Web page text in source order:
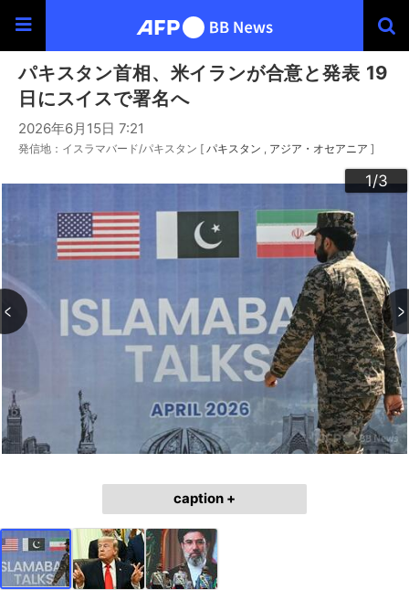
パキスタン首相、米イランが合意と発表 19
日にスイスで署名へ
2026年6月15日 7:21
発信地：イスラマバード/パキスタン [ パキスタン アジア・オセアニア ]
1/3
2/3
3/3
caption +